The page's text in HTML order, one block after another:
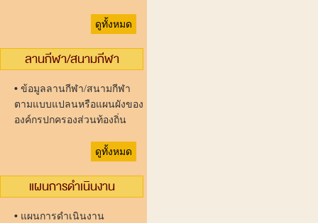
ดูทั้งหมด
ลานกีฬา/สนามกีฬา
• ข้อมูลลานกีฬา/สนามกีฬา
ตามแบบแปลนหรือแผนผังของ
องค์กรปกครองส่วนท้องถิ่น
ดูทั้งหมด
แผนการดำเนินงาน
• แผนการดำเนินงาน